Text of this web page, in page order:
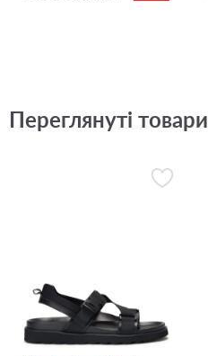
Переглянуті товари